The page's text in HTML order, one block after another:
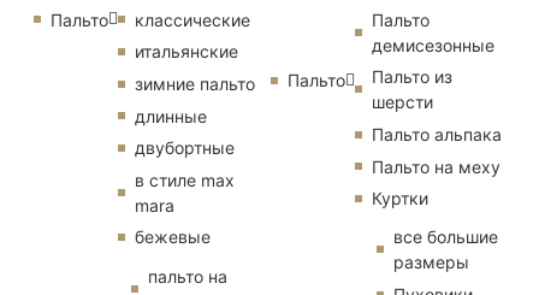
Пальто
классические
итальянские
зимние пальто
длинные
двубортные
в стиле max
mara
бежевые
пальто на
Пальто
Пальто
демисезонные
Пальто из
шерсти
Пальто альпака
Пальто на меху
Куртки
все большие
размеры